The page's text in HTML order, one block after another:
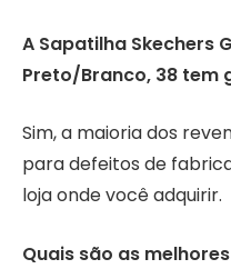
A Sapatilha Skechers
Preto/Branco, 38 tem
Sim, a maioria dos
para defeitos de
loja onde você adquirir.
Quais são as